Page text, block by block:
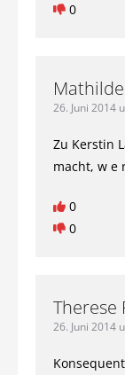
0
26. Juni 2014
Zu Kerstin
macht, w e
0
0
Therese
26. Juni 2014